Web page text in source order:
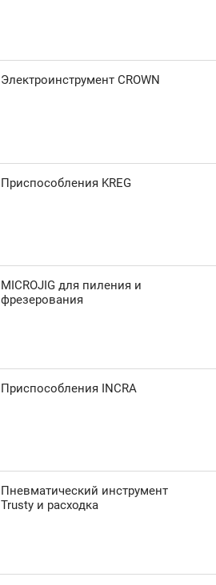
Электроинструмент CROWN
Приспособления KREG
MICROJIG для пиления и
фрезерования
Приспособления INCRA
Пневматический инструмент
Trusty и расходка